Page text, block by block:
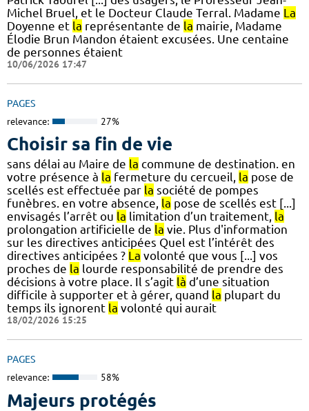
Michel Bruel, et le Docteur Claude Terral. Madame La
Doyenne et la représentante de la mairie, Madame
Élodie Brun Mandon étaient excusées. Une centaine
de personnes étaient
10/06/2026 17:47
PAGES
relevance: 27%
Choisir sa fin de vie
sans délai au Maire de la commune de destination. en
votre présence à la fermeture du cercueil, la pose de
scellés est effectuée par la société de pompes
funèbres. en votre absence, la pose de scellés est [...]
envisagés l’arrêt ou la limitation d’un traitement, la
prolongation artificielle de la vie. Plus d'information
sur les directives anticipées Quel est l’intérêt des
directives anticipées ? La volonté que vous [...] vos
proches de la lourde responsabilité de prendre des
décisions à votre place. Il s’agit là d’une situation
difficile à supporter et à gérer, quand la plupart du
temps ils ignorent la volonté qui aurait
18/02/2026 15:25
PAGES
relevance: 58%
Majeurs protégés